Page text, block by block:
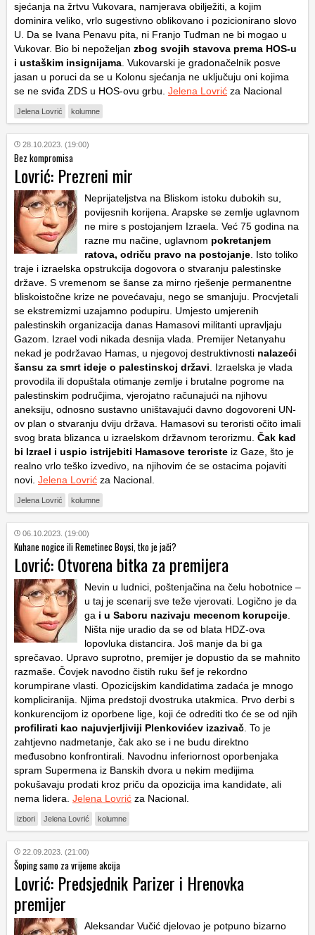
sjećanja na žrtvu Vukovara, namjerava obilježiti, a kojim
dominira veliko, vrlo sugestivno oblikovano i pozicionirano slovo
U. Da se Ivana Penavu pita, ni Franjo Tuđman ne bi mogao u
Vukovar. Bio bi nepoželjan zbog svojih stavova prema HOS-u
i ustaškim insignijama . Vukovarski je gradonačelnik posve
jasan u poruci da se u Kolonu sjećanja ne uključuju oni kojima
se ne sviđa ZDS u HOS-ovu grbu. Jelena Lovrić za Nacional
Jelena Lovrić kolumne
28.10.2023. (19:00)
Bez kompromisa
Lovrić: Prezreni mir
Neprijateljstva na Bliskom istoku dubokih su,
povijesnih korijena. Arapske se zemlje uglavnom
ne mire s postojanjem Izraela. Već 75 godina na
razne mu načine, uglavnom pokretanjem
ratova, odriču pravo na postojanje . Isto toliko
traje i izraelska opstrukcija dogovora o stvaranju palestinske
države. S vremenom se šanse za mirno rješenje permanentne
bliskoistočne krize ne povećavaju, nego se smanjuju. Procvjetali
se ekstremizmi uzajamno podupiru. Umjesto umjerenih
palestinskih organizacija danas Hamasovi militanti upravljaju
Gazom. Izrael vodi nikada desnija vlada. Premijer Netanyahu
nekad je podržavao Hamas, u njegovoj destruktivnosti nalazeći
šansu za smrt ideje o palestinskoj državi . Izraelska je vlada
provodila ili dopuštala otimanje zemlje i brutalne pogrome na
palestinskim područjima, vjerojatno računajući na njihovu
aneksiju, odnosno sustavno uništavajući davno dogovoreni UN-
ov plan o stvaranju dviju država. Hamasovi su teroristi očito imali
svog brata blizanca u izraelskom državnom terorizmu. Čak kad
bi Izrael i uspio istrijebiti Hamasove teroriste iz Gaze, što je
realno vrlo teško izvedivo, na njihovim će se ostacima pojaviti
novi. Jelena Lovrić za Nacional.
Jelena Lovrić kolumne
06.10.2023. (19:00)
Kuhane nogice ili Remetinec Boysi, tko je jači?
Lovrić: Otvorena bitka za premijera
Nevin u ludnici, poštenjačina na čelu hobotnice –
u taj je scenarij sve teže vjerovati. Logično je da
ga i u Saboru nazivaju mecenom korupcije
Ništa nije uradio da se od blata HDZ-ova
lopovluka distancira. Još manje da bi ga
sprečavao. Upravo suprotno, premijer je dopustio da se mahnito
razmaše. Čovjek navodno čistih ruku šef je rekordno
korumpirane vlasti. Opozicijskim kandidatima zadaća je mnogo
kompliciranija. Njima predstoji dvostruka utakmica. Prvo derbi s
konkurencijom iz oporbene lige, koji će odrediti tko će se od njih
profilirati kao najuvjerljiviji Plenkovićev izazivač . To je
zahtjevno nadmetanje, čak ako se i ne budu direktno
međusobno konfrontirali. Navodnu inferiornost oporbenjaka
spram Supermena iz Banskih dvora u nekim medijima
pokušavaju prodati kroz priču da opozicija ima kandidate, ali
nema lidera. Jelena Lovrić za Nacional.
izbori Jelena Lovrić kolumne
22.09.2023. (21:00)
Šoping samo za vrijeme akcija
Lovrić: Predsjednik Parizer i Hrenovka
premijer
Aleksandar Vučić djelovao je potpuno bizarno